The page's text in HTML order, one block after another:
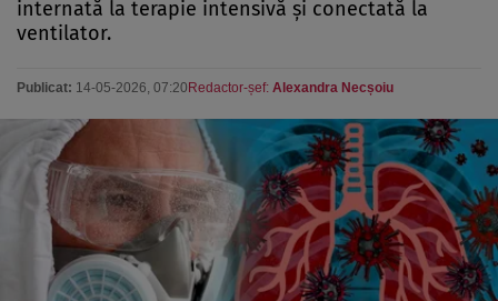
internată la terapie intensivă și conectată la
ventilator.
Publicat: 14-05-2026, 07:20 Redactor-șef: Alexandra Necșoiu